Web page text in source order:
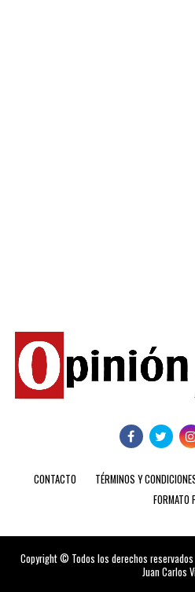
CONTACTO TÉRMINOS Y
FORMATO
Copyright © Todos los derechos
Juan Carlos